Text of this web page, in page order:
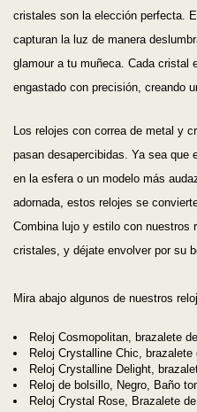
cristales son la elección perfecta.
capturan la luz de manera
glamour a tu muñeca. Cada cristal
engastado con precisión, creando
Los relojes con correa de metal y
pasan desapercibidas. Ya sea que
en la esfera o un modelo más
adornada, estos relojes se
Combina lujo y estilo con nuestros
cristales, y déjate envolver por su
Mira abajo algunos de nuestros
Reloj Cosmopolitan, brazalete
Reloj Crystalline Chic,
Reloj Crystalline Delight,
Reloj de bolsillo, Negro, Baño
Reloj Crystal Rose, Brazalete